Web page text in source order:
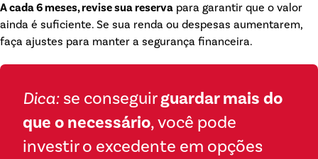
A cada 6 meses, revise sua reserva para garantir que o valor
ainda é suficiente. Se sua renda ou despesas aumentarem,
faça ajustes para manter a segurança financeira.
Dica:se conseguirguardar mais do
que o necessário, você pode
investir o excedente em opções